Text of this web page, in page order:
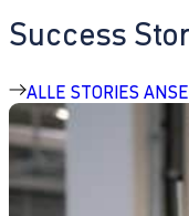
Success
ALLE STORIES